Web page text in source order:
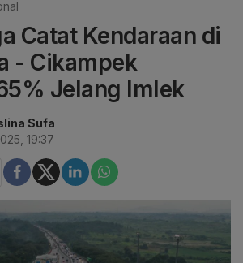
Catat Kendaraan di
- Cikampek
Jelang Imlek
Sufa
19:37